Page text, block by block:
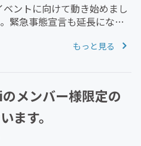
ントに向けて動き始めまし
緊急事態宣言も延長になっ
した！！↑初回打ち合わせの
もっと見る
メンバー様限定の
ます。